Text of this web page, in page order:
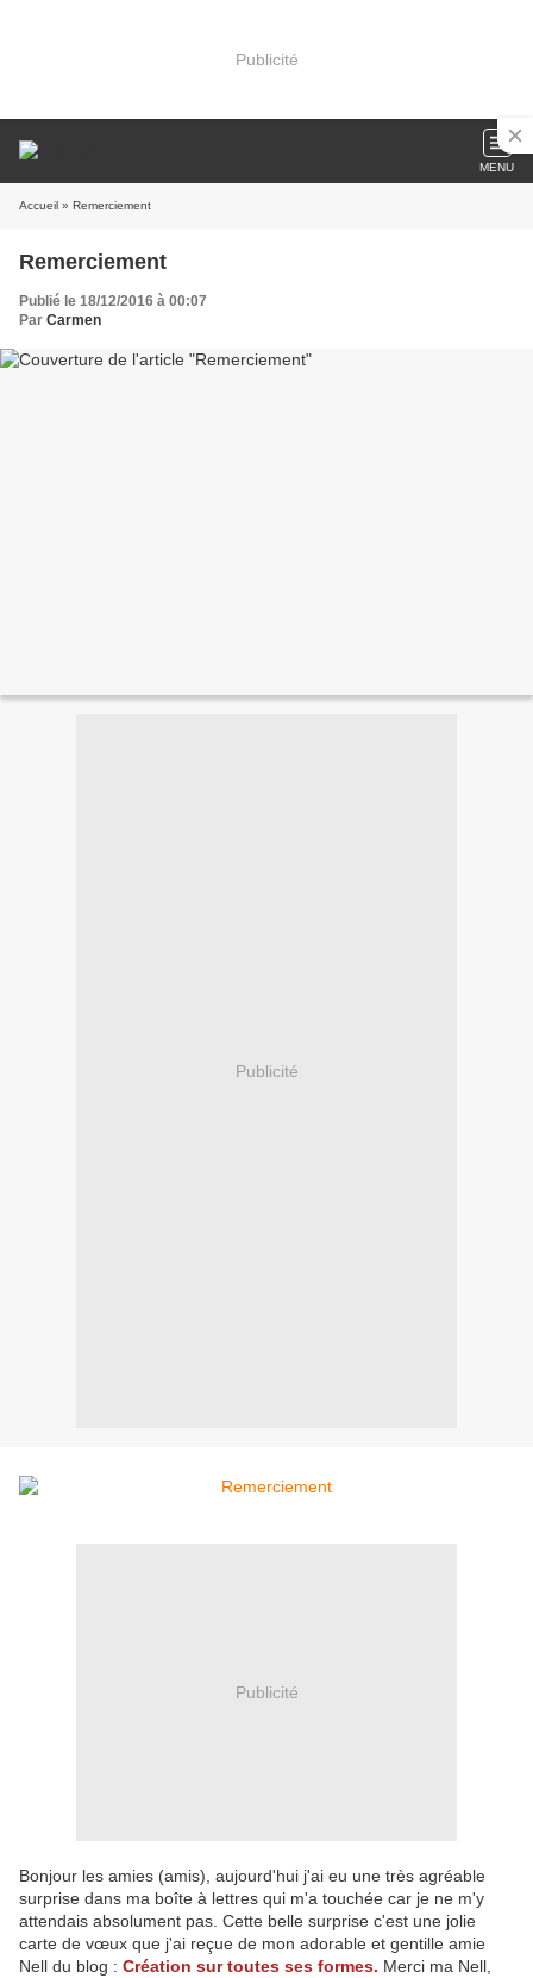
Publicité
MENU
Accueil » Remerciement
Remerciement
Publié le 18/12/2016 à 00:07
Par Carmen
Publicité
Publicité
Bonjour les amies (amis), aujourd'hui j'ai eu une très agréable
surprise dans ma boîte à lettres qui m'a touchée car je ne m'y
attendais absolument pas. Cette belle surprise c'est une jolie
carte de vœux que j'ai reçue de mon adorable et gentille amie
Nell du blog : Création sur toutes ses formes. Merci ma Nell,